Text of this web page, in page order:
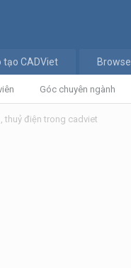
Góc chuyên ngành
tạo CADViet Browse
thuỷ điện trong cadviet